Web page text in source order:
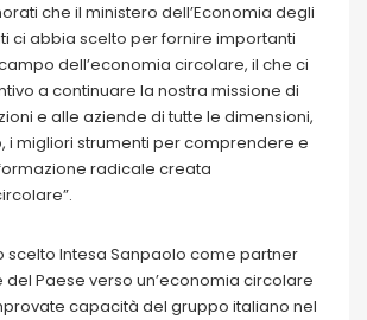
che il ministero dell’Economia degli
ci abbia scelto per fornire importanti
dell’economia circolare, il che ci
a continuare la nostra missione di
e alle aziende di tutte le dimensioni,
i migliori strumenti per comprendere e
radicale creata
scelto Intesa Sanpaolo come partner
del Paese verso un’economia circolare
capacità del gruppo italiano nel